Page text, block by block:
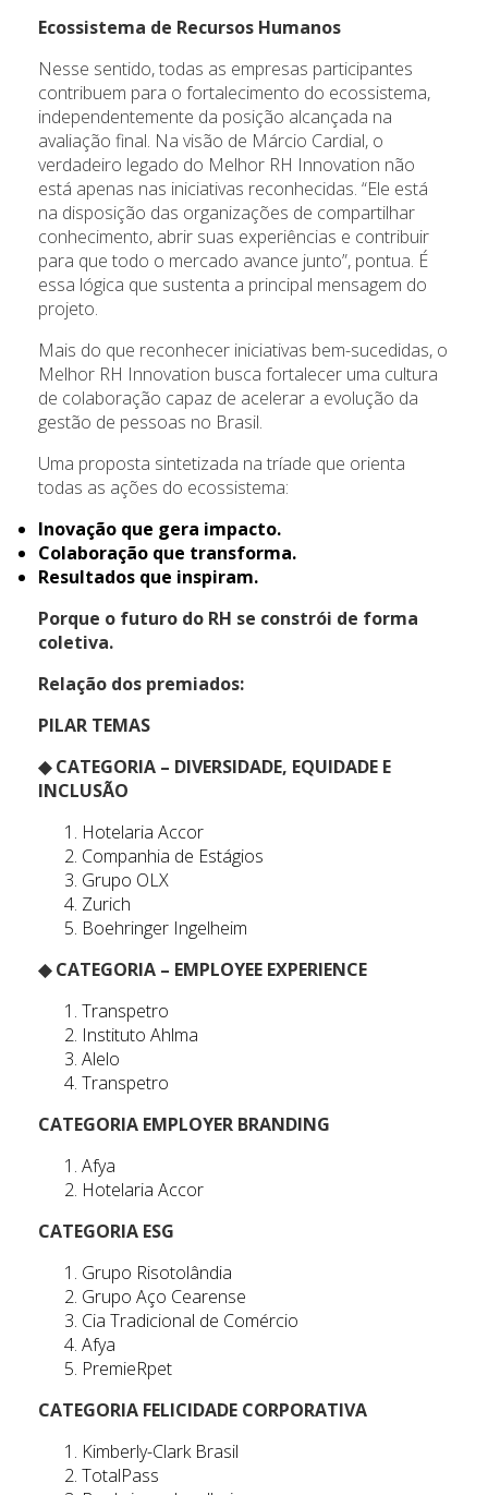
Ecossistema de Recursos Humanos
Nesse sentido, todas as empresas participantes
contribuem para o fortalecimento do ecossistema,
independentemente da posição alcançada na
avaliação final. Na visão de Márcio Cardial, o
verdadeiro legado do Melhor RH Innovation não
está apenas nas iniciativas reconhecidas. “Ele está
na disposição das organizações de compartilhar
conhecimento, abrir suas experiências e contribuir
para que todo o mercado avance junto”, pontua. É
essa lógica que sustenta a principal mensagem do
projeto.
Mais do que reconhecer iniciativas bem-sucedidas, o
Melhor RH Innovation busca fortalecer uma cultura
de colaboração capaz de acelerar a evolução da
gestão de pessoas no Brasil.
Uma proposta sintetizada na tríade que orienta
todas as ações do ecossistema:
Inovação que gera impacto.
Colaboração que transforma.
Resultados que inspiram.
Porque o futuro do RH se constrói de forma
coletiva.
Relação dos premiados:
PILAR TEMAS
◆ CATEGORIA – DIVERSIDADE, EQUIDADE E
INCLUSÃO
Hotelaria Accor
Companhia de Estágios
Grupo OLX
Zurich
Boehringer Ingelheim
◆ CATEGORIA – EMPLOYEE EXPERIENCE
Transpetro
Instituto Ahlma
Alelo
Transpetro
CATEGORIA EMPLOYER BRANDING
Afya
Hotelaria Accor
CATEGORIA ESG
Grupo Risotolândia
Grupo Aço Cearense
Cia Tradicional de Comércio
Afya
PremieRpet
CATEGORIA FELICIDADE CORPORATIVA
Kimberly-Clark Brasil
TotalPass